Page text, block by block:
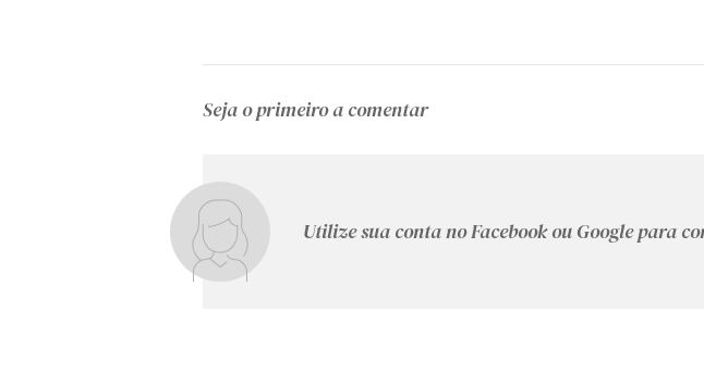
Seja o primeiro a comentar
Utilize sua conta no Facebook ou Google para